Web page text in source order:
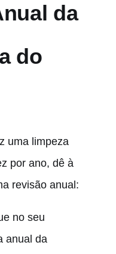
da
do
uma limpeza
por ano, dê à
revisão anual:
no seu
anual da